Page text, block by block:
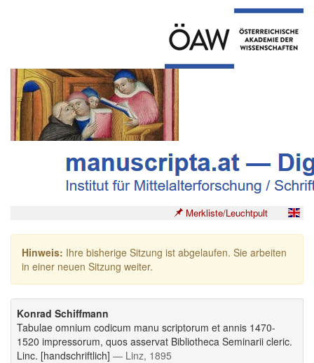
Merkliste/Leuchtpult
Hinweis: Ihre bisherige Sitzung ist abgelaufen. Sie arbeiten
in einer neuen Sitzung weiter.
Konrad Schiffmann
Tabulae omnium codicum manu scriptorum et annis 1470-
1520 impressorum, quos asservat Bibliotheca Seminarii cleric.
Linc. [handschriftlich] — Linz, 1895